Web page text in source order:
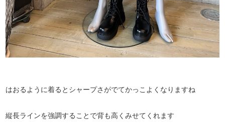
はおるように着るとシャープさがでてかっこよくなりますね
縦長ラインを強調することで背も高くみせてくれます